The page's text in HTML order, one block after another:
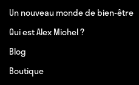
Un nouveau monde de bien-être
Qui est Alex Michel ?
Blog
Boutique